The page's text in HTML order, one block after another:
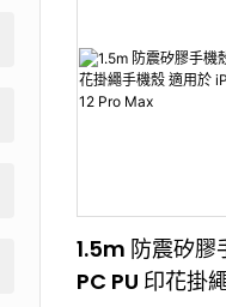
1.5m 防震矽膠
PC PU 印花掛